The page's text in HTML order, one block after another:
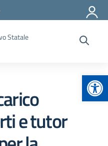
Statale
e tutor